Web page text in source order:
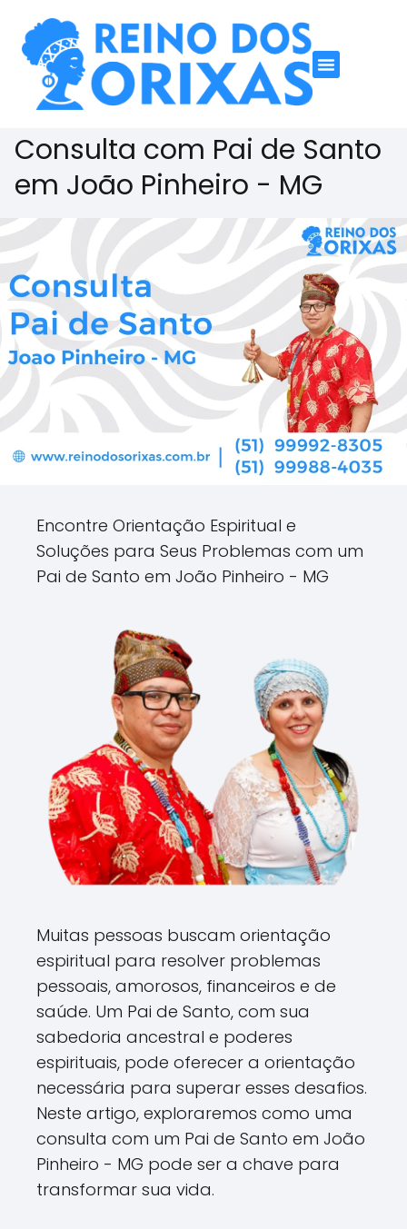
Consulta com Pai de Santo
em João Pinheiro - MG
Encontre Orientação Espiritual e
Soluções para Seus Problemas com um
Pai de Santo em João Pinheiro - MG
Muitas pessoas buscam orientação
espiritual para resolver problemas
pessoais, amorosos, financeiros e de
saúde. Um Pai de Santo, com sua
sabedoria ancestral e poderes
espirituais, pode oferecer a orientação
necessária para superar esses desafios.
Neste artigo, exploraremos como uma
consulta com um Pai de Santo em João
Pinheiro - MG pode ser a chave para
transformar sua vida.